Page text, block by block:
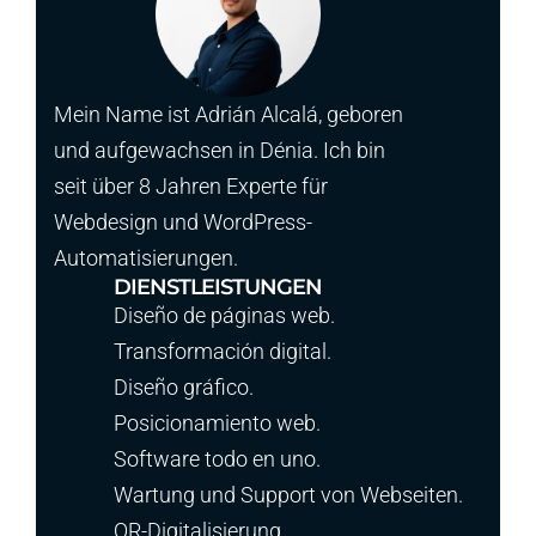
Mein Name ist Adrián Alcalá, geboren
und aufgewachsen in Dénia. Ich bin
seit über 8 Jahren Experte für
Webdesign und WordPress-
Automatisierungen.
DIENSTLEISTUNGEN
Diseño de páginas web.
Transformación digital.
Diseño gráfico.
Posicionamiento web.
Software todo en uno.
Wartung und Support von Webseiten.
QR-Digitalisierung.